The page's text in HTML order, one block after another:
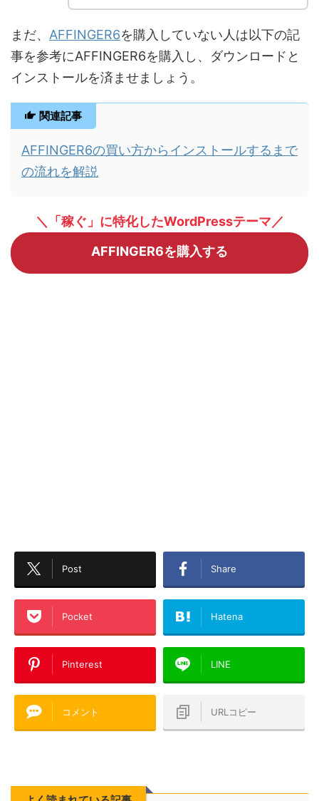
まだ、 AFFINGER6を購入していない人は以下の記
事を参考にAFFINGER6を購入し、ダウンロードと
インストールを済ませましょう。
関連記事
AFFINGER6の買い方からインストールするまで
の流れを解説
＼「稼ぐ」に特化したWordPressテーマ／
AFFINGER6を購入する
Post Share
Pocket Hatena
Pinterest LINE
コメント URLコピー